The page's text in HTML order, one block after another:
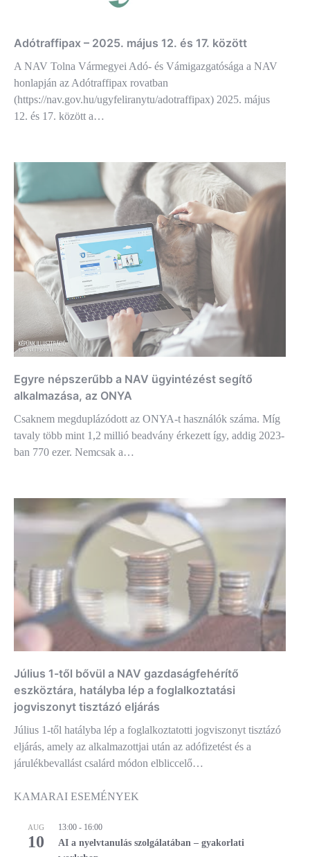
Adótraffipax – 2025. május 12. és 17. között
A NAV Tolna Vármegyei Adó- és Vámigazgatósága a NAV
honlapján az Adótraffipax rovatban
(https://nav.gov.hu/ugyfeliranytu/adotraffipax) 2025. május
12. és 17. között a…
Egyre népszerűbb a NAV ügyintézést segítő
alkalmazása, az ONYA
Csaknem megduplázódott az ONYA-t használók száma. Míg
tavaly több mint 1,2 millió beadvány érkezett így, addig 2023-
ban 770 ezer. Nemcsak a…
Július 1-től bővül a NAV gazdaságfehérítő
eszköztára, hatályba lép a foglalkoztatási
jogviszonyt tisztázó eljárás
Július 1-től hatályba lép a foglalkoztatotti jogviszonyt tisztázó
eljárás, amely az alkalmazottjai után az adófizetést és a
járulékbevallást csalárd módon elbliccelő…
KAMARAI ESEMÉNYEK
AUG
10
13:00 - 16:00
AI a nyelvtanulás szolgálatában – gyakorlati